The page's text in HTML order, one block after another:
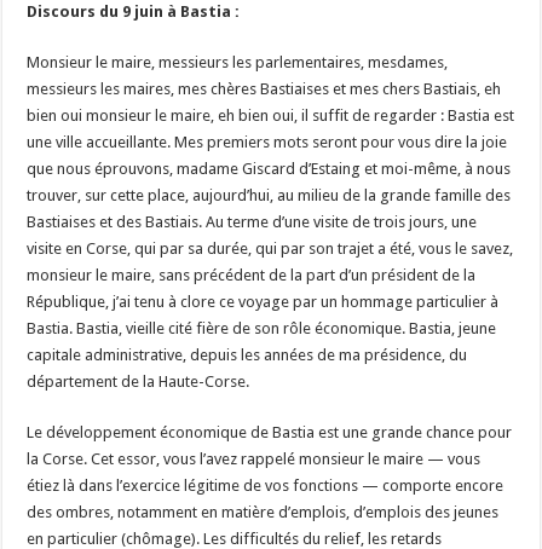
Discours du 9 juin à Bastia :
Monsieur le maire, messieurs les parlementaires, mesdames,
messieurs les maires, mes chères Bastiaises et mes chers Bastiais, eh
bien oui monsieur le maire, eh bien oui, il suffit de regarder : Bastia est
une ville accueillante. Mes premiers mots seront pour vous dire la joie
que nous éprouvons, madame Giscard d’Estaing et moi-même, à nous
trouver, sur cette place, aujourd’hui, au milieu de la grande famille des
Bastiaises et des Bastiais. Au terme d’une visite de trois jours, une
visite en Corse, qui par sa durée, qui par son trajet a été, vous le savez,
monsieur le maire, sans précédent de la part d’un président de la
République, j’ai tenu à clore ce voyage par un hommage particulier à
Bastia. Bastia, vieille cité fière de son rôle économique. Bastia, jeune
capitale administrative, depuis les années de ma présidence, du
département de la Haute-Corse.
Le développement économique de Bastia est une grande chance pour
la Corse. Cet essor, vous l’avez rappelé monsieur le maire — vous
étiez là dans l’exercice légitime de vos fonctions — comporte encore
des ombres, notamment en matière d’emplois, d’emplois des jeunes
en particulier (chômage). Les difficultés du relief, les retards